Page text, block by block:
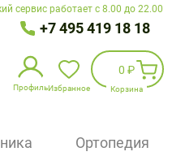
сервис работает с 8.00 до 22.00
+7 495 419 18 18
ПрофильИзбранное
0 ₽
Корзина
Ортопедия